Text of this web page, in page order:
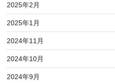
2025年2月
2025年1月
2024年11月
2024年10月
2024年9月